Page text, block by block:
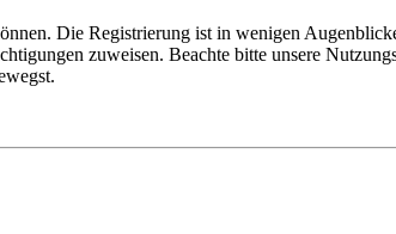
Die Registrierung ist in wenigen
zuweisen. Beachte bitte unsere